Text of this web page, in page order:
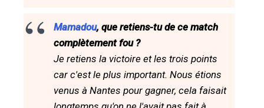
Mamadou, que retiens-tu de ce match
complètement fou ?
Je retiens la victoire et les trois points
car c'est le plus important. Nous étions
venus à Nantes pour gagner, cela faisait